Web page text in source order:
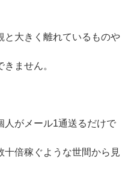
と大きく離れているものや
ません。
人がメール1通送るだけで
十倍稼ぐような世間から見